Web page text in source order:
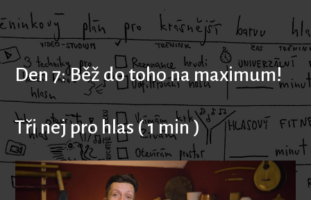
Den 7: Běž do toho na maximum!
Tři nej pro hlas ( 1 min )
Video
přehrávač